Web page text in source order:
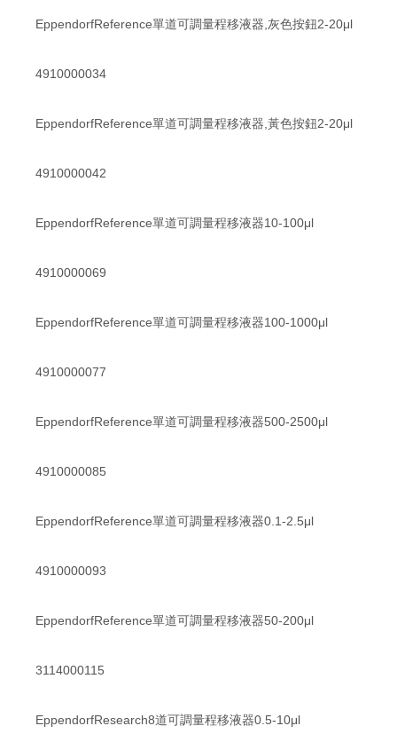
EppendorfReference單道可調量程移液器,灰色按鈕2-20μl
4910000034
EppendorfReference單道可調量程移液器,黃色按鈕2-20μl
4910000042
EppendorfReference單道可調量程移液器10-100μl
4910000069
EppendorfReference單道可調量程移液器100-1000μl
4910000077
EppendorfReference單道可調量程移液器500-2500μl
4910000085
EppendorfReference單道可調量程移液器0.1-2.5μl
4910000093
EppendorfReference單道可調量程移液器50-200μl
3114000115
EppendorfResearch8道可調量程移液器0.5-10μl